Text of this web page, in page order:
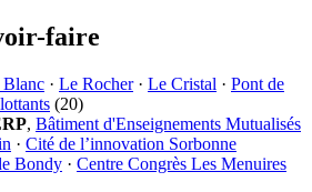
faire
· Le Rocher· Le Cristal · Pont de
(20)
, Bâtiment d'Enseignements Mutualisés
· Cité de l’innovation Sorbonne
Bondy · Centre Congrès Les Menuires